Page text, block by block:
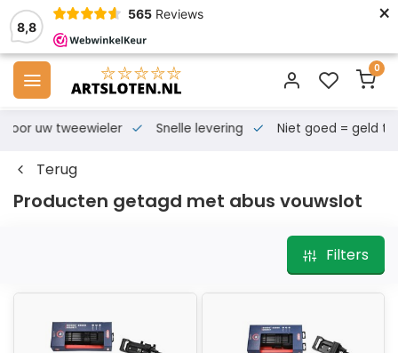
8,8
565 Reviews ×
0
voor uw tweewieler Snelle levering Niet goed = geld
Terug
Producten getagd met abus vouwslot
Filters